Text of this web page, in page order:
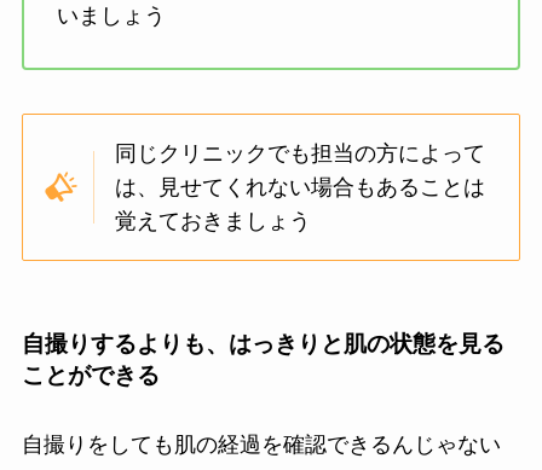
いましょう
同じクリニックでも担当の方によって
は、見せてくれない場合もあることは
覚えておきましょう
自撮りするよりも、はっきりと肌の状態を見る
ことができる
自撮りをしても肌の経過を確認できるんじゃない